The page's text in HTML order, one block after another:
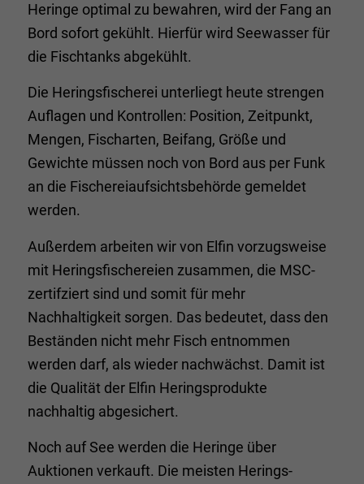
Heringe optimal zu bewahren, wird der Fang an
Bord sofort gekühlt. Hierfür wird Seewasser für
die Fischtanks abgekühlt.
Die Heringsfischerei unterliegt heute strengen
Auflagen und Kontrollen: Position, Zeitpunkt,
Mengen, Fischarten, Beifang, Größe und
Gewichte müssen noch von Bord aus per Funk
an die Fischereiaufsichtsbehörde gemeldet
werden.
Außerdem arbeiten wir von Elfin vorzugsweise
mit Heringsfischereien zusammen, die MSC-
zertifziert sind und somit für mehr
Nachhaltigkeit sorgen. Das bedeutet, dass den
Beständen nicht mehr Fisch entnommen
werden darf, als wieder nachwächst. Damit ist
die Qualität der Elfin Heringsprodukte
nachhaltig abgesichert.
Noch auf See werden die Heringe über
Auktionen verkauft. Die meisten Herings-